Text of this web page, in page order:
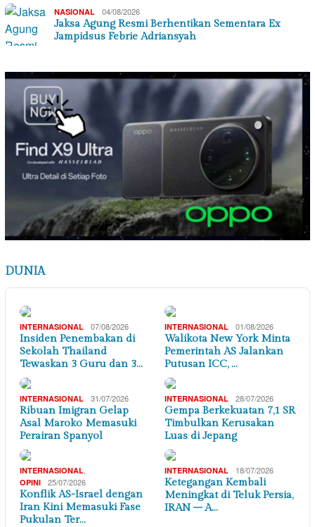
NASIONAL 04/08/2026
Jaksa Agung Resmi Berhentikan Sementara Ex
Jampidsus Febrie Adriansyah
DUNIA
INTERNASIONAL 07/08/2026
Insiden Penembakan di
Sekolah Thailand
Tewaskan 3 Guru dan 3…
INTERNASIONAL 01/08/2026
Walikota New York Minta
Pemerintah AS Jalankan
Putusan ICC, …
INTERNASIONAL 31/07/2026
Ribuan Imigran Gelap
Asal Maroko Memasuki
Perairan Spanyol
INTERNASIONAL 28/07/2026
Gempa Berkekuatan 7,1 SR
Timbulkan Kerusakan
Luas di Jepang
INTERNASIONAL,
OPINI 25/07/2026
Konflik AS-Israel dengan
Iran Kini Memasuki Fase
Pukulan Ter…
INTERNASIONAL 18/07/2026
Ketegangan Kembali
Meningkat di Teluk Persia,
IRAN – A…